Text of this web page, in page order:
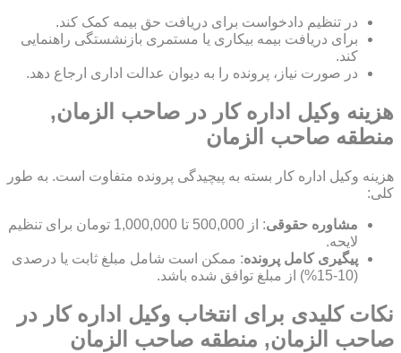
در تنظیم دادخواست برای دریافت حق بیمه کمک کند.
برای دریافت بیمه بیکاری یا مستمری بازنشستگی راهنمایی
کند.
در صورت نیاز، پرونده را به دیوان عدالت اداری ارجاع دهد.
هزینه وکیل اداره کار در صاحب الزمان,
منطقه صاحب الزمان
هزینه وکیل اداره کار بسته به پیچیدگی پرونده متفاوت است. به طور
کلی:
مشاوره حقوقی
: از 500,000 تا 1,000,000 تومان برای تنظیم
لایحه.
پیگیری کامل پرونده: ممکن است شامل مبلغ ثابت یا درصدی
(10-15%) از مبلغ توافق شده باشد.
نکات کلیدی برای انتخاب وکیل اداره کار در
صاحب الزمان, منطقه صاحب الزمان